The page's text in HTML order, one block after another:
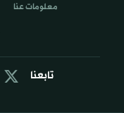
تابعنا
معلومات عنا